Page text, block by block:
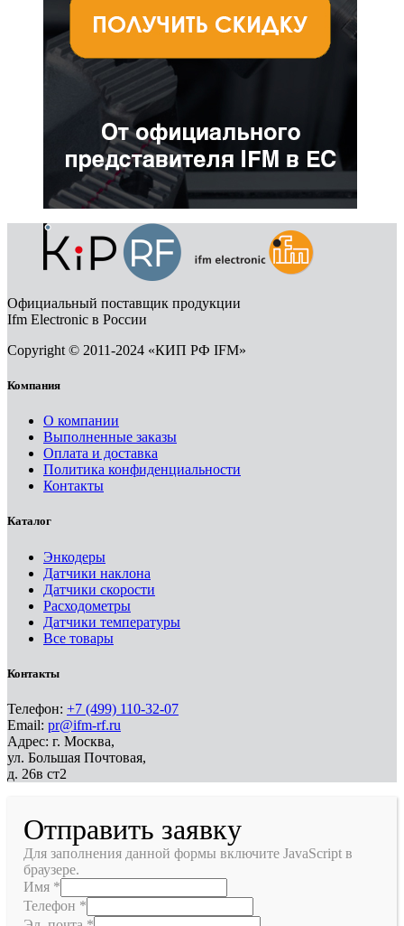
Официальный поставщик продукции
Ifm Electronic в России
Copyright © 2011-2024 «КИП РФ IFM»
Компания
О компании
Выполненные заказы
Оплата и доставка
Политика конфиденциальности
Контакты
Каталог
Энкодеры
Датчики наклона
Датчики скорости
Расходометры
Датчики температуры
Все товары
Контакты
Телефон: +7 (499) 110-32-07
Email: pr@ifm-rf.ru
Адрес: г. Москва,
ул. Большая Почтовая,
д. 26в ст2
Отправить заявку
Для заполнения данной формы включите JavaScript в
браузере.
Имя *
Телефон *